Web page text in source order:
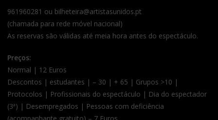
961960281 ou bilheteira@artistasunidos.pt
(chamada para rede móvel nacional)
As reservas são válidas até meia hora antes do espectáculo.
Preços:
Normal | 12 Euros
Descontos | estudantes | – 30 | + 65 | Grupos >10 |
Protocolos | Profissionais do espectáculo | Dia do espectador
(3ª) | Desempregados | Pessoas com deficiência